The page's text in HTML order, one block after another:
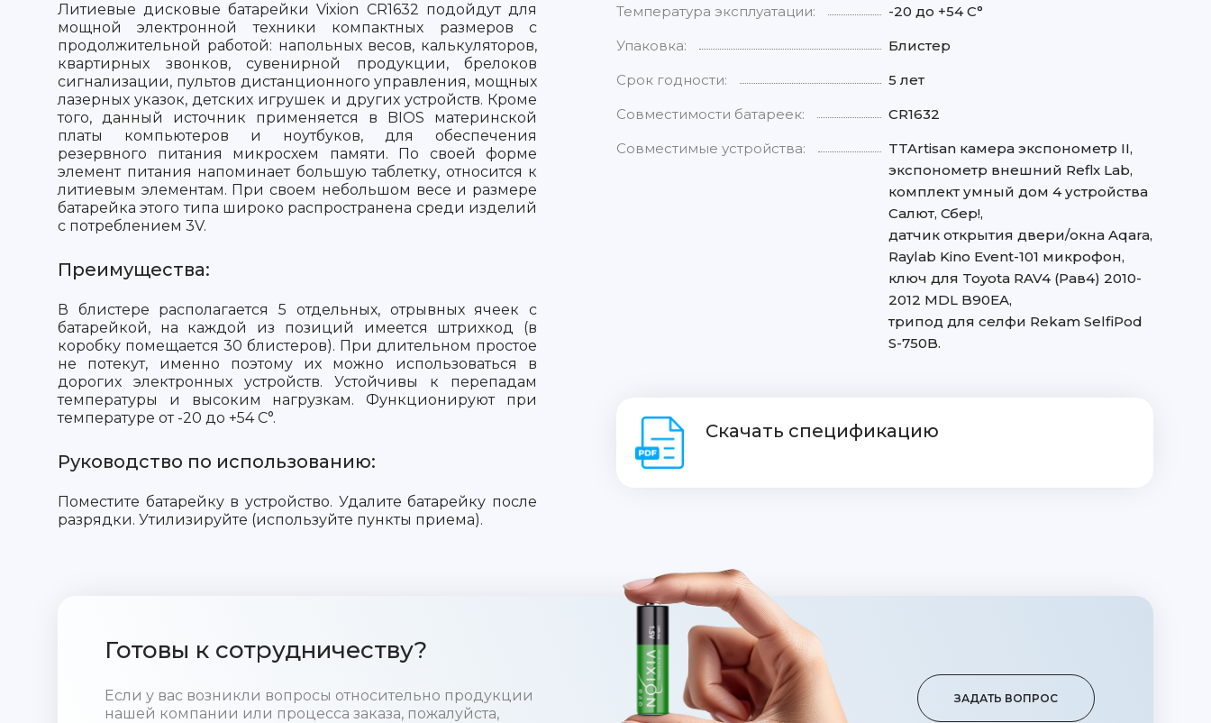
Литиевые дисковые батарейки Vixion CR1632 подойдут для
мощной электронной техники компактных размеров с
продолжительной работой: напольных весов, калькуляторов,
квартирных звонков, сувенирной продукции, брелоков
сигнализации, пультов дистанционного управления, мощных
лазерных указок, детских игрушек и других устройств. Кроме
того, данный источник применяется в BIOS материнской
платы компьютеров и ноутбуков, для обеспечения
резервного питания микросхем памяти. По своей форме
элемент питания напоминает большую таблетку, относится к
литиевым элементам. При своем небольшом весе и размере
батарейка этого типа широко распространена среди изделий
с потреблением 3V.
Преимущества:
В блистере располагается 5 отдельных, отрывных ячеек с
батарейкой, на каждой из позиций имеется штрихкод (в
коробку помещается 30 блистеров). При длительном простое
не потекут, именно поэтому их можно использоваться в
дорогих электронных устройств. Устойчивы к перепадам
температуры и высоким нагрузкам. Функционируют при
температуре от -20 до +54 С°.
Руководство по использованию:
Поместите батарейку в устройство. Удалите батарейку после
разрядки. Утилизируйте (используйте пункты приема).
Температура эксплуатации:
-20 до +54 С°
Упаковка:
Блистер
Срок годности:
5 лет
Совместимости батареек:
CR1632
Совместимые устройства:
TTArtisan камера экспонометр II,
экспонометр внешний Reflx Lab,
комплект умный дом 4 устройства
Салют, Сбер!,
датчик открытия двери/окна Aqara,
Raylab Kino Event-101 микрофон,
ключ для Toyota RAV4 (Рав4) 2010-
2012 MDL B90EA,
трипод для селфи Rekam SelfiPod
S-750B.
Скачать спецификацию
Готовы к сотрудничеству?
Если у вас возникли вопросы относительно продукции
нашей компании или процесса заказа, пожалуйста,
ЗАДАТЬ ВОПРОС